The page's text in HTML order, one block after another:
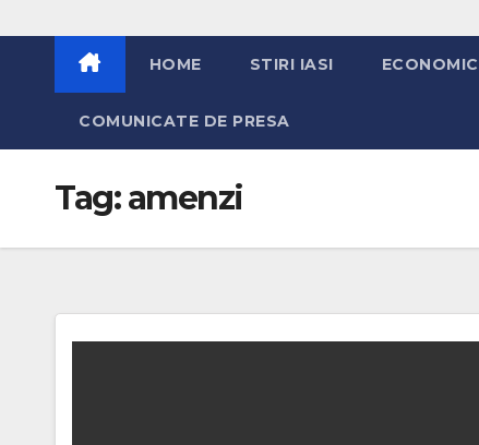
HOME STIRI IASI ECONOMIC
COMUNICATE DE PRESA
Tag:amenzi